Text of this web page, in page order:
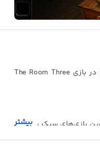
کشف دنیایی پر از معما و ترس را در بازی The Room Three
بازی‌های سبک پازلی اپ
بیشتر